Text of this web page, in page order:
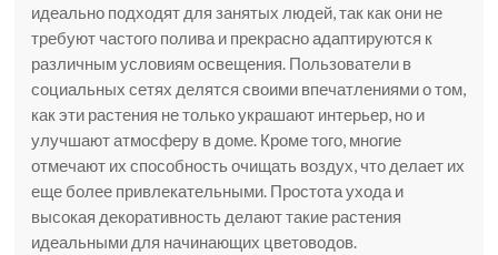
идеально подходят для занятых людей, так как они не
требуют частого полива и прекрасно адаптируются к
различным условиям освещения. Пользователи в
социальных сетях делятся своими впечатлениями о том,
как эти растения не только украшают интерьер, но и
улучшают атмосферу в доме. Кроме того, многие
отмечают их способность очищать воздух, что делает их
еще более привлекательными. Простота ухода и
высокая декоративность делают такие растения
идеальными для начинающих цветоводов.